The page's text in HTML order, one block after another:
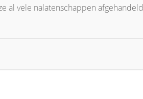
al vele nalatenschappen